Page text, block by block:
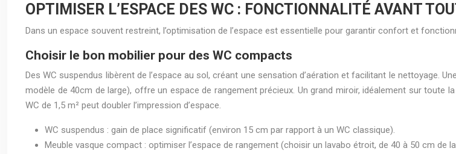
OPTIMISER L’ESPACE DES WC : FONCTIONNALITÉ AVANT
Dans un espace souvent restreint, l’optimisation de l’espace est essentielle pour garantir confort et
Choisir le bon mobilier pour des WC compacts
Des WC suspendus libèrent de l’espace au sol, créant une sensation d’aération et facilitant le nettoyage.
modèle de 40cm de large), offre un espace de rangement précieux. Un grand miroir, idéalement sur toute
WC de 1,5 m² peut doubler l’impression d’espace.
WC suspendus : gain de place significatif (environ 15 cm par rapport à un WC classique).
Meuble vasque compact : optimiser l’espace de rangement (choisir un lavabo étroit, de 40 à 50 cm de